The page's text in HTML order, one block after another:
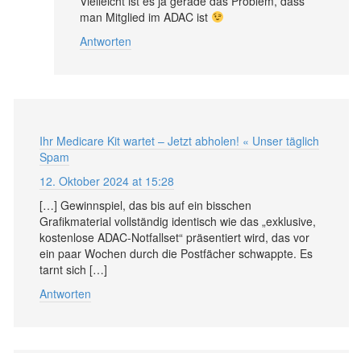
man Mitglied im ADAC ist
Antworten
Ihr Medicare Kit wartet – Jetzt abholen! « Unser täglich
Spam
12. Oktober 2024 at 15:28
[…] Gewinnspiel, das bis auf ein bisschen
Grafikmaterial vollständig identisch wie das „exklusive,
kostenlose ADAC-Notfallset“ präsentiert wird, das vor
ein paar Wochen durch die Postfächer schwappte. Es
tarnt sich […]
Antworten